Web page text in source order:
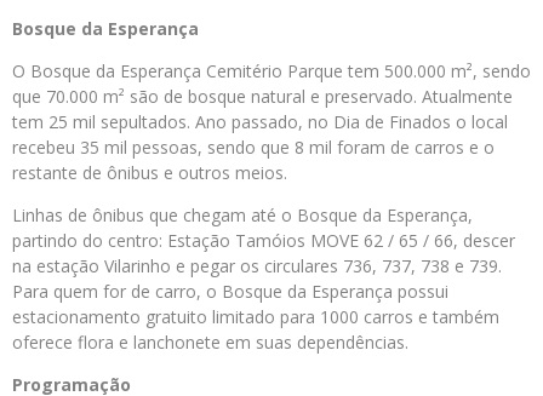
Bosque da Esperança
O Bosque da Esperança Cemitério Parque tem 500.000 m², sendo
que 70.000 m² são de bosque natural e preservado. Atualmente
tem 25 mil sepultados. Ano passado, no Dia de Finados o local
recebeu 35 mil pessoas, sendo que 8 mil foram de carros e o
restante de ônibus e outros meios.
Linhas de ônibus que chegam até o Bosque da Esperança,
partindo do centro: Estação Tamóios MOVE 62 / 65 / 66, descer
na estação Vilarinho e pegar os circulares 736, 737, 738 e 739.
Para quem for de carro, o Bosque da Esperança possui
estacionamento gratuito limitado para 1000 carros e também
oferece flora e lanchonete em suas dependências.
Programação